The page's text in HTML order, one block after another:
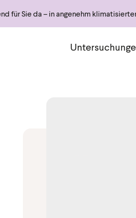
für Sie da – in angenehm